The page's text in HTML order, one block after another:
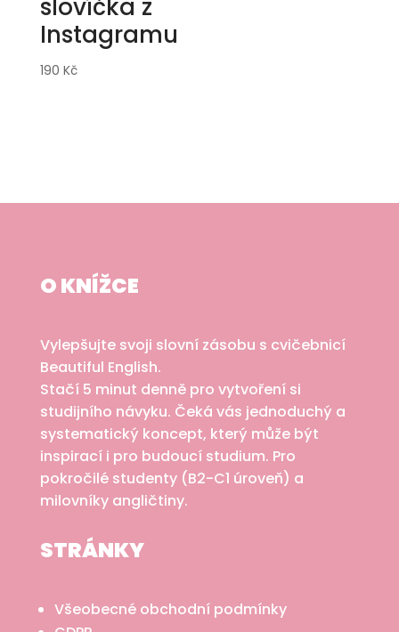
slovíčka z
Instagramu
190 Kč
O KNÍŽCE
Vylepšujte svoji slovní zásobu s cvičebnicí
Beautiful English.
Stačí 5 minut denně pro vytvoření si
studijního návyku. Čeká vás jednoduchý a
systematický koncept, který může být
inspirací i pro budoucí studium. Pro
pokročilé studenty (B2-C1 úroveň) a
milovníky angličtiny.
STRÁNKY
Všeobecné obchodní podmínky